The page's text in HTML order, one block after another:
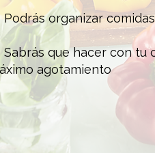
Podrás organizar
Sabrás que hacer con tu
agotamiento